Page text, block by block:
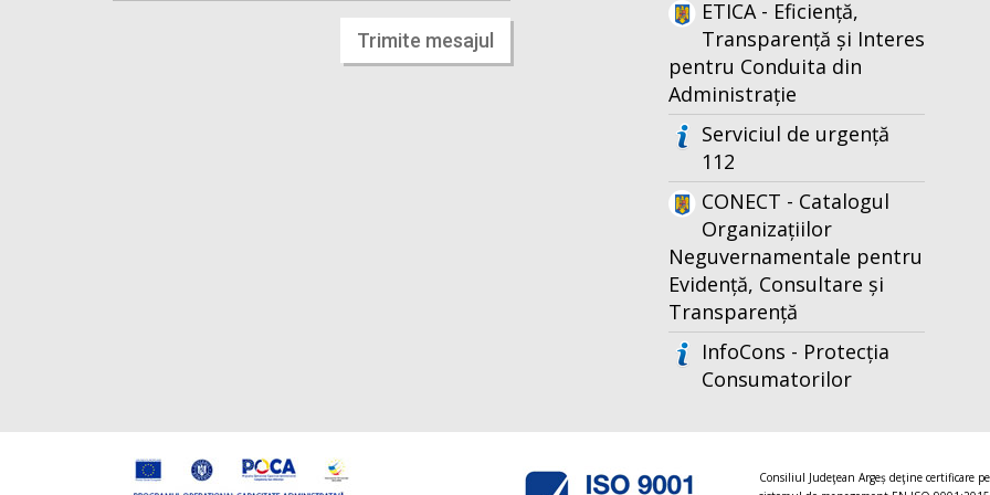
Trimite mesajul
ETICA - Eficiență,
Transparență și Interes
pentru Conduita din
Administrație
Serviciul de urgență
112
CONECT - Catalogul
Organizațiilor
Neguvernamentale pentru
Evidență, Consultare și
Transparență
InfoCons - Protecția
Consumatorilor
Consiliul Judeţean Argeș deţine certificare